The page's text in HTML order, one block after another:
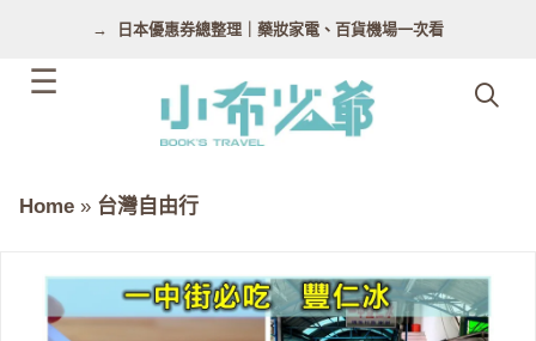
日本優惠券總整理｜藥妝家電、百貨機場一次看
Home » 台灣自由行